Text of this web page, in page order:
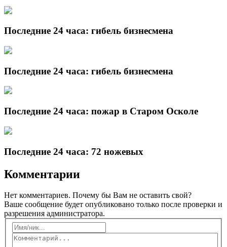
Последние 24 часа: гибель бизнесмена
Последние 24 часа: гибель бизнесмена
Последние 24 часа: пожар в Старом Осколе
Последние 24 часа: 72 ножевых
Комментарии
Нет комментариев. Почему бы Вам не оставить свой?
Ваше сообщение будет опубликовано только после проверки и
разрешения администратора.